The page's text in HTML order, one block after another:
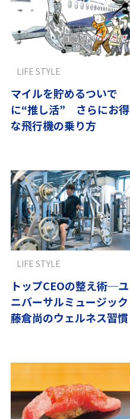
マイルを貯めるついで
に“推し活” さらにお得
な飛行機の乗り方
LIFE STYLE
トップCEOの整え術─ユ
ニバーサルミュージック
藤倉尚のウェルネス習慣
LIFE STYLE